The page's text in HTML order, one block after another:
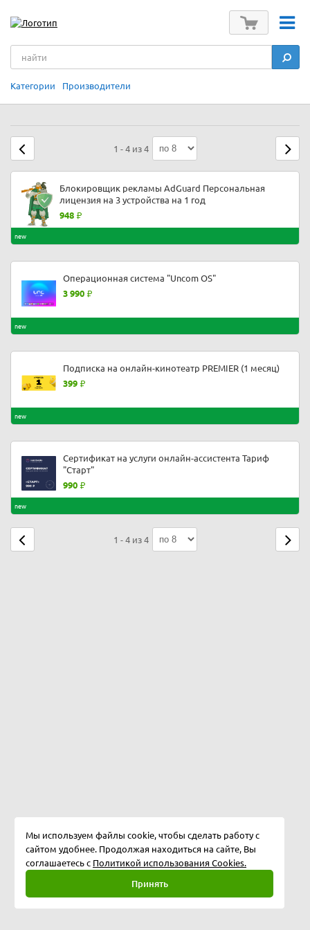
Категории Производители
1 - 4 из 4
new
Блокировщик рекламы AdGuard Персональная
лицензия на 3 устройства на 1 год
948
new
Операционная система "Uncom OS"
3 990
new
Подписка на онлайн-кинотеатр PREMIER (1 месяц)
399
new
Сертификат на услуги онлайн-ассистента Тариф
"Старт"
990
1 - 4 из 4
Мы используем файлы cookie, чтобы сделать работу с
сайтом удобнее. Продолжая находиться на сайте, Вы
соглашаетесь с Политикой использования Cookies.
Принять